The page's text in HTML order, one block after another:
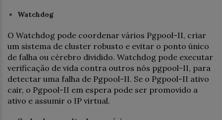
Watchdog
O Watchdog pode coordenar vários Pgpool-II, criar
um sistema de cluster robusto e evitar o ponto único
de falha ou cérebro dividido. Watchdog pode executar
verificação de vida contra outros nós pgpool-II, para
detectar uma falha de Pgpool-II. Se o Pgpool-II ativo
cair, o Pgpool-II em espera pode ser promovido a
ativo e assumir o IP virtual.